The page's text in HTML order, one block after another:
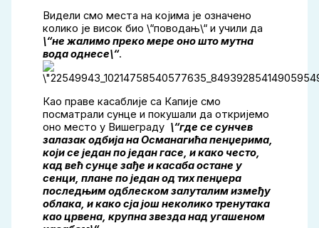
Видели смо места на којима је означено
колико је висок био \“поводањ\“ и учили да
\“не жалимо преко мере оно што мутна
вода однесе\“.
Као праве касаблије са Капије смо
посматрали сунце и покушали да откријемо
оно место у Вишеграду \“где се сунчев
залазак одбија на Османагића пенџерима,
који се један по један гасе, и како често,
кад већ сунце зађе и касаба остане у
сенци, плане по један од тих пенџера
последњим одблеском залуталим између
облака, и како сја још неколико тренутака
као црвена, крупна звезда над угашеном